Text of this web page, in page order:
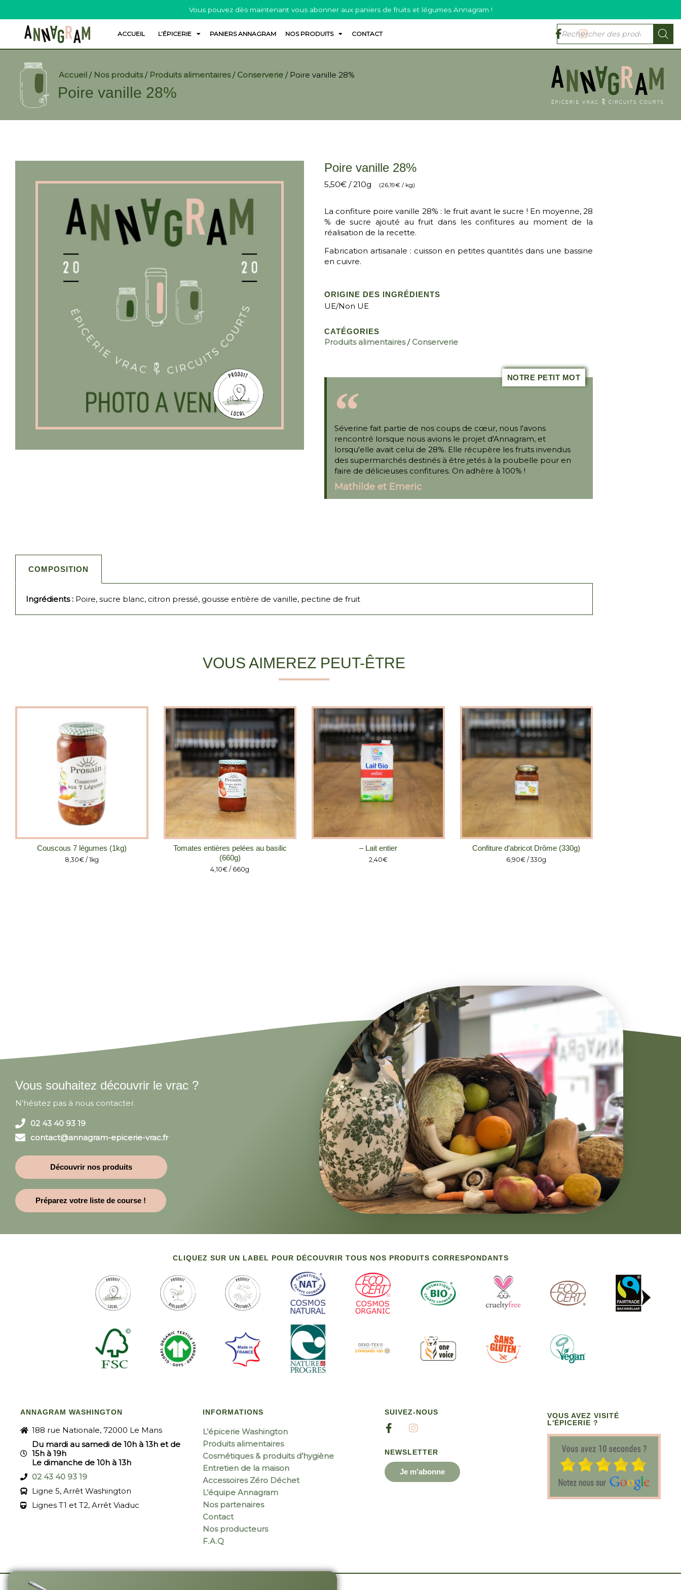
ACCUEIL L’ÉPICERIE PANIERS ANNAGRAM NOS PRODUITS CONTACT
Accueil/ Nos produits/ Produits alimentaires/ Conserverie/ Poire vanille 28%
Poire vanille 28%
Poire vanille 28%
5,50€ / 210g (26,19€ / kg)
La confiture poire vanille 28% : le fruit avant le sucre ! En moyenne, 28
% de sucre ajouté au fruit dans les confitures au moment de la
réalisation de la recette.
Fabrication artisanale : cuisson en petites quantités dans une bassine
en cuivre.
ORIGINE DES INGRÉDIENTS
UE/Non UE
CATÉGORIES
Produits alimentaires/ Conserverie
Séverine fait partie de nos coups de cœur, nous l'avons
rencontré lorsque nous avions le projet d'Annagram, et
lorsqu'elle avait celui de 28%. Elle récupère les fruits invendus
des supermarchés destinés à être jetés à la poubelle pour en
faire de délicieuses confitures. On adhère à 100% !
Mathilde et Emeric
NOTRE PETIT MOT
COMPOSITION
Ingrédients : Poire, sucre blanc, citron pressé, gousse entière de vanille, pectine de fruit
VOUS AIMEREZ PEUT-ÊTRE
Couscous 7 légumes (1kg)
8,30€ / 1kg
Tomates entières pelées au basilic
(660g)
4,10€ / 660g
– Lait entier
2,40€
Confiture d’abricot Drôme (330g)
6,90€ / 330g
Vous souhaitez découvrir le vrac ?
N’hésitez pas à nous contacter.
02 43 40 93 19
contact@annagram-epicerie-vrac.fr
Découvrir nos produits
Préparez votre liste de course !
CLIQUEZ SUR UN LABEL POUR DÉCOUVRIR TOUS NOS PRODUITS CORRESPONDANTS
ANNAGRAM WASHINGTON
188 rue Nationale, 72000 Le Mans
Du mardi au samedi de 10h à 13h et de
15h à 19h
Le dimanche de 10h à 13h
02 43 40 93 19
Ligne 5, Arrêt Washington
Lignes T1 et T2, Arrêt Viaduc
INFORMATIONS
L’épicerie Washington
Produits alimentaires
Cosmétiques & produits d’hygiène
Entretien de la maison
Accessoires Zéro Déchet
L’équipe Annagram
Nos partenaires
Contact
Nos producteurs
F.A.Q
SUIVEZ-NOUS
NEWSLETTER
Je m'abonne
VOUS AVEZ VISITÉ
L'ÉPICERIE ?
Vous pouvez dès maintenant vous abonner aux paniers de fruits et légumes Annagram !